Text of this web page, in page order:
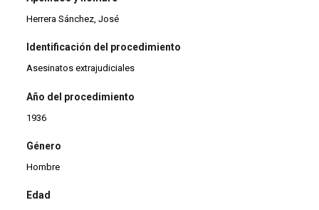
Herrera Sánchez, José
Identificación del procedimiento
Asesinatos extrajudiciales
Año del procedimiento
1936
Género
Hombre
Edad